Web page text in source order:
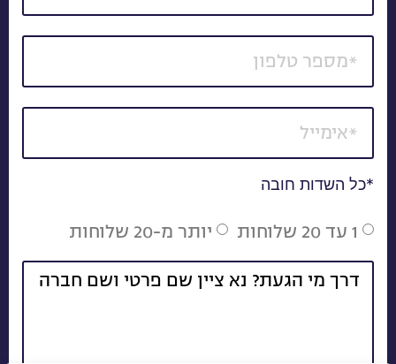
*כל השדות חובה
1 עד 20 שלוחות יותר מ-20 שלוחות